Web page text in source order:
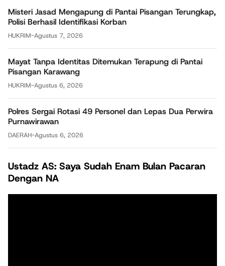
Misteri Jasad Mengapung di Pantai Pisangan Terungkap,
Polisi Berhasil Identifikasi Korban
HUKRIM-Agustus 7, 2026
Mayat Tanpa Identitas Ditemukan Terapung di Pantai
Pisangan Karawang
HUKRIM-Agustus 6, 2026
Polres Sergai Rotasi 49 Personel dan Lepas Dua Perwira
Purnawirawan
DAERAH-Agustus 6, 2026
Ustadz AS: Saya Sudah Enam Bulan Pacaran
Dengan NA